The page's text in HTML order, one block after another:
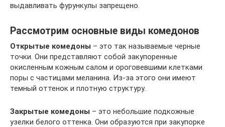
выдавливать фурункулы запрещено.
Рассмотрим основные виды комедонов
Открытые комедоны – это так называемые черные
точки. Они представляют собой закупоренные
окисленным кожным салом и ороговевшими клетками
поры с частицами меланина. Из-за этого они имеют
темный оттенок и плотную структуру.
Закрытые комедоны – это небольшие подкожные
узелки белого оттенка. Они образуются при закупорке